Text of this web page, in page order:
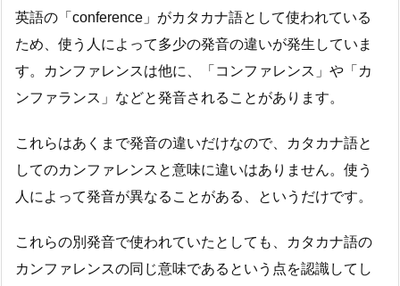
英語の「conference」がカタカナ語として使われている
ため、使う人によって多少の発音の違いが発生していま
す。カンファレンスは他に、「コンファレンス」や「カ
ンファランス」などと発音されることがあります。
これらはあくまで発音の違いだけなので、カタカナ語と
してのカンファレンスと意味に違いはありません。使う
人によって発音が異なることがある、というだけです。
これらの別発音で使われていたとしても、カタカナ語の
カンファレンスの同じ意味であるという点を認識してし